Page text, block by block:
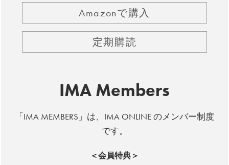
Amazonで購入
定期購読
IMA Members
「IMA MEMBERS」は、IMA ONLINE のメンバー制度
です。
＜会員特典＞